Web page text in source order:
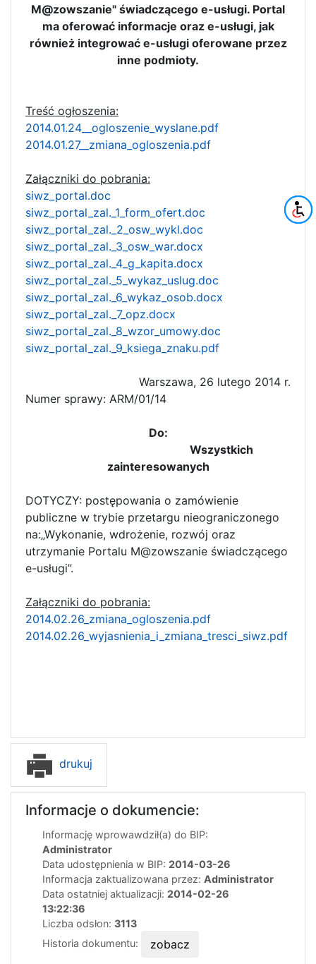
M@zowszanie" świadczącego e-usługi. Portal
ma oferować informacje oraz e-usługi, jak
również integrować e-usługi oferowane przez
inne podmioty.
Treść ogłoszenia:
2014.01.24__ogloszenie_wyslane.pdf
2014.01.27__zmiana_ogloszenia.pdf
Załączniki do pobrania:
siwz_portal.doc
siwz_portal_zal._1_form_ofert.doc
siwz_portal_zal._2_osw_wykl.doc
siwz_portal_zal._3_osw_war.docx
siwz_portal_zal._4_g_kapita.docx
siwz_portal_zal._5_wykaz_uslug.doc
siwz_portal_zal._6_wykaz_osob.docx
siwz_portal_zal._7_opz.docx
siwz_portal_zal._8_wzor_umowy.doc
siwz_portal_zal._9_ksiega_znaku.pdf
Warszawa, 26 lutego 2014 r.
Numer sprawy: ARM/01/14
Do:
Wszystkich
zainteresowanych
DOTYCZY: postępowania o zamówienie
publiczne w trybie przetargu nieograniczonego
na:„Wykonanie, wdrożenie, rozwój oraz
utrzymanie Portalu M@zowszanie świadczącego
e-usługi”.
Załączniki do pobrania:
2014.02.26_zmiana_ogloszenia.pdf
2014.02.26_wyjasnienia_i_zmiana_tresci_siwz.pdf
drukuj
Informacje o dokumencie:
Informację wprowawdził(a) do BIP:
Administrator
Data udostępnienia w BIP: 2014-03-26
Informacja zaktualizowana przez: Administrator
Data ostatniej aktualizacji: 2014-02-26
13:22:36
Liczba odsłon: 3113
Historia dokumentu:
zobacz